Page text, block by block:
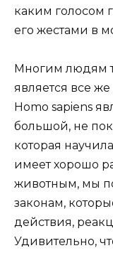
каким голосом
его жестами в
Многим людям
является все
Homo sapiens
большой, не
которая
имеет хорошо
животным, мы
законам,
действия,
Удивительно,